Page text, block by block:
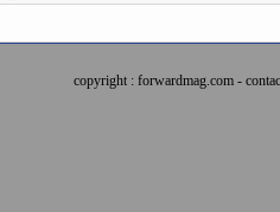
copyright : forwardmag.com -